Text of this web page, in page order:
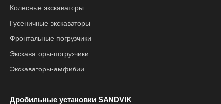
Колесные экскаваторы
Гусеничные экскаваторы
Фронтальные погрузчики
Экскаваторы-погрузчики
Экскаваторы-амфибии
Дробильные установки SANDVIK